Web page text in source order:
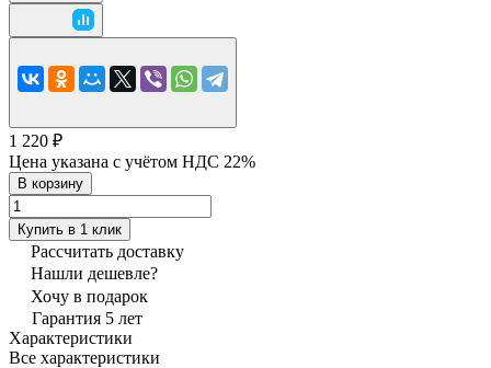
1 220 ₽
Цена указана с учётом НДС 22%
В корзину
Купить в 1 клик
Рассчитать доставку
Нашли дешевле?
Хочу в подарок
Гарантия 5 лет
Характеристики
Все характеристики